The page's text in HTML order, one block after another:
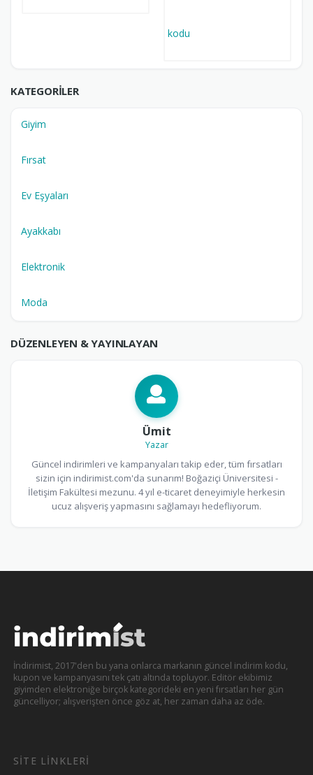
KATEGORILER
Giyim
Fırsat
Ev Eşyaları
Ayakkabı
Elektronik
Moda
DÜZENLEYEN & YAYINLAYAN
Ümit
Yazar
Güncel indirimleri ve kampanyaları takip eder, tüm fırsatları
sizin için indirimist.com'da sunarım! Boğaziçi Üniversitesi -
İletişim Fakültesi mezunu. 4 yıl e-ticaret deneyimiyle herkesin
ucuz alışveriş yapmasını sağlamayı hedefliyorum.
İndirimist, 2017'den bu yana onlarca markanın güncel indirim kodu,
kupon ve kampanyasını tek çatı altında topluyor. Editör ekibimiz
giyimden elektroniğe birçok kategorideki en yeni fırsatları her gün
güncelliyor; alışverişten önce göz at, her zaman daha az öde.
SITE LINKLERI